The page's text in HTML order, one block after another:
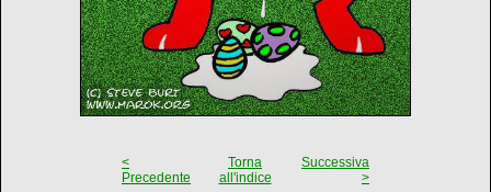
<
Precedente
Torna
all'indice
Successiva
>